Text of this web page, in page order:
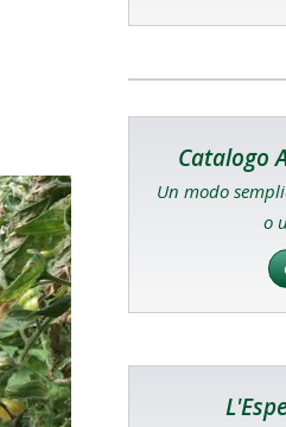
Catalogo
Un modo
o